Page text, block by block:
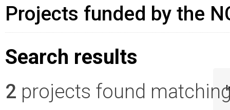
Projects funded by the
Search results
2 projects found